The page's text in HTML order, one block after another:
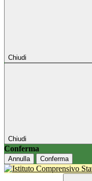
Chiudi
Chiudi
Conferma
Annulla Conferma